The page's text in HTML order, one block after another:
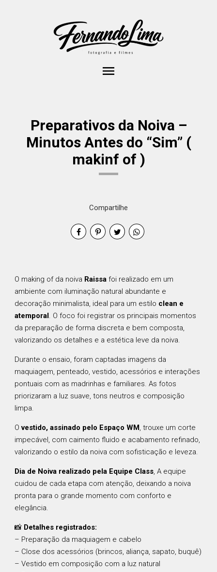
menu
Preparativos da Noiva –
Minutos Antes do “Sim” (
makinf of )
Compartilhe
O making of da noiva Raissa foi realizado em um
ambiente com iluminação natural abundante e
decoração minimalista, ideal para um estilo clean e
atemporal. O foco foi registrar os principais momentos
da preparação de forma discreta e bem composta,
valorizando os detalhes e a estética leve da noiva.
Durante o ensaio, foram captadas imagens da
maquiagem, penteado, vestido, acessórios e interações
pontuais com as madrinhas e familiares. As fotos
priorizaram a luz suave, tons neutros e composição
limpa.
Ovestido, assinado pelo Espaço WM, trouxe um corte
impecável, com caimento fluido e acabamento refinado,
valorizando o estilo da noiva com sofisticação e leveza.
Dia de Noiva realizado pela Equipe Class, A equipe
cuidou de cada etapa com atenção, deixando a noiva
pronta para o grande momento com conforto e
elegância.
📸 Detalhes registrados:
– Preparação da maquiagem e cabelo
– Close dos acessórios (brincos, aliança, sapato, buquê)
– Vestido em composição com a luz natural